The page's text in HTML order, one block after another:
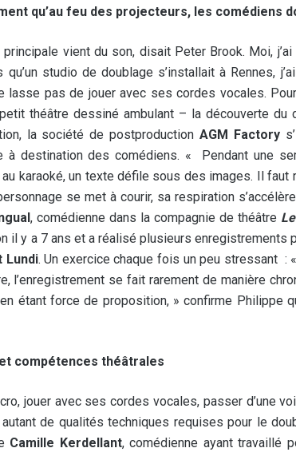
qu’au feu des projecteurs, les comédiens
principale vient du son, disait Peter Brook. Moi,
qu’un studio de doublage s’installait à Rennes,
lasse pas de jouer avec ses cordes vocales.
théâtre dessiné ambulant – la découverte du
la société de postproduction AGM Factory
à destination des comédiens. « Pendant une
karaoké, un texte défile sous des images. Il faut
se met à courir, sa respiration
, comédienne dans la compagnie de théâtre
il y a 7 ans et a réalisé plusieurs enregistrements
Lundi. Un exercice chaque fois un peu stressant :
l’enregistrement se fait rarement de manière
étant force de proposition, » confirme Philippe
compétences théâtrales
jouer avec ses cordes vocales, passer d’une
de qualités techniques requises pour le
Camille Kerdellant, comédienne ayant travaillé